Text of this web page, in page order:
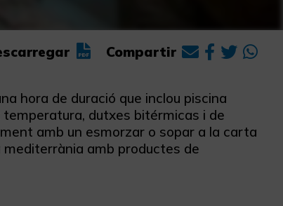
Compartir
hora de duració que inclou piscina
dutxes bitérmicas i de
amb un esmorzar o sopar a la carta
amb productes de